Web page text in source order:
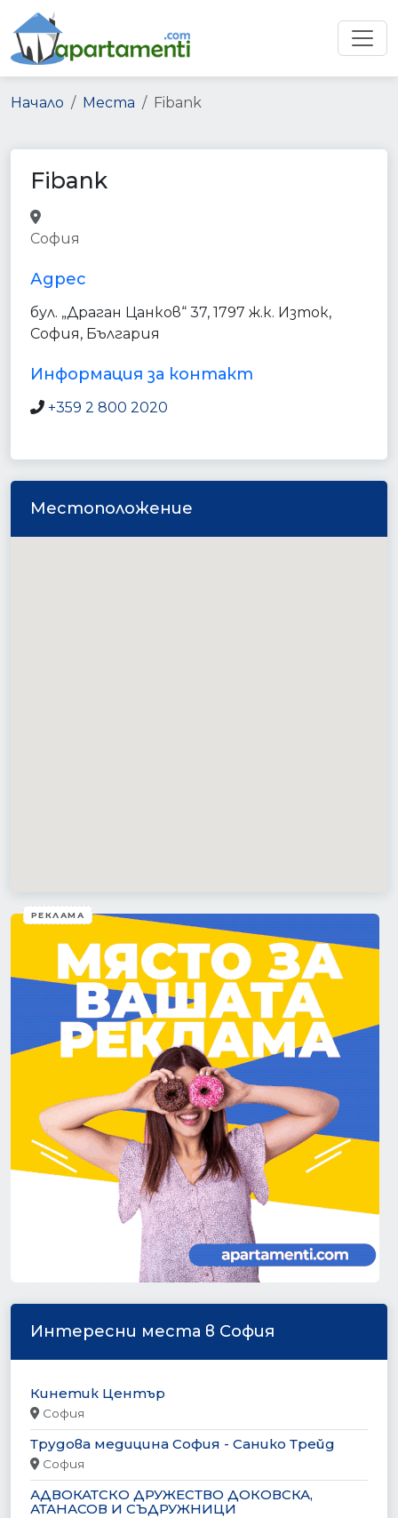
Начало Места Fibank
Fibank
София
Адрес
бул. „Драган Цанков“ 37, 1797 ж.к. Изток,
София, България
Информация за контакт
+359 2 800 2020
Местоположение
РЕКЛАМА
Интересни места в София
Кинетик Център
София
Трудова медицина София - Санико Трейд
София
АДВОКАТСКО ДРУЖЕСТВО ДОКОВСКА,
АТАНАСОВ И СЪДРУЖНИЦИ